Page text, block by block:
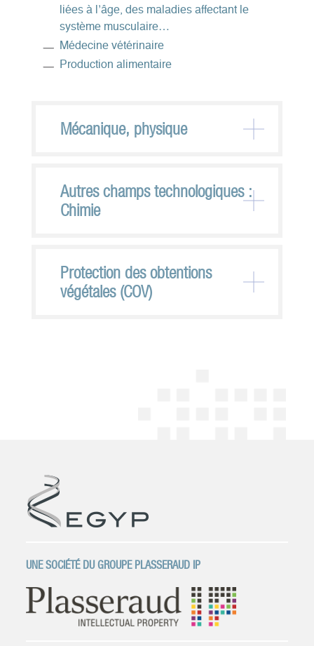
liées à l’âge, des maladies affectant le
système musculaire…
Médecine vétérinaire
Production alimentaire
Mécanique, physique
Autres champs technologiques :
Chimie
Protection des obtentions
végétales (COV)
UNE SOCIÉTÉ DU GROUPE PLASSERAUD IP